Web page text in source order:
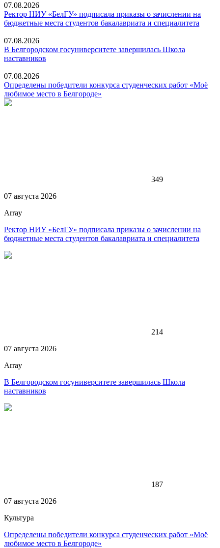
07.08.2026
Ректор НИУ «БелГУ» подписала приказы о зачислении на
бюджетные места студентов бакалавриата и специалитета
07.08.2026
В Белгородском госуниверситете завершилась Школа
наставников
07.08.2026
Определены победители конкурса студенческих работ «Моё
любимое место в Белгороде»
349
07 августа 2026
Array
Ректор НИУ «БелГУ» подписала приказы о зачислении на
бюджетные места студентов бакалавриата и специалитета
214
07 августа 2026
Array
В Белгородском госуниверситете завершилась Школа
наставников
187
07 августа 2026
Культура
Определены победители конкурса студенческих работ «Моё
любимое место в Белгороде»